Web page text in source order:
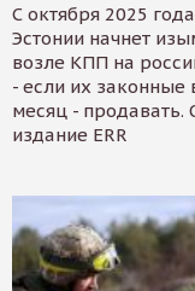
С октября 2025
Эстонии начнет
возле КПП на
- если их законные
месяц - продавать.
издание ERR